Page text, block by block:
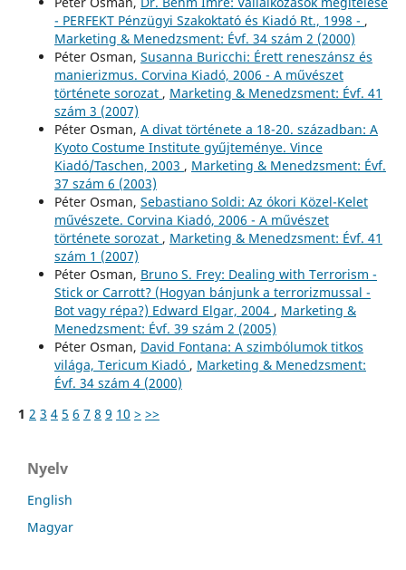
- PERFEKT Pénzügyi Szakoktató és Kiadó Rt., 1998 - ,
Marketing & Menedzsment: Évf. 34 szám 2 (2000)
Péter Osman, Susanna Buricchi: Érett reneszánsz és
manierizmus. Corvina Kiadó, 2006 - A művészet
története sorozat , Marketing & Menedzsment: Évf. 41
szám 3 (2007)
Péter Osman, A divat története a 18-20. században: A
Kyoto Costume Institute gyűjteménye. Vince
Kiadó/Taschen, 2003 , Marketing & Menedzsment: Évf.
37 szám 6 (2003)
Péter Osman, Sebastiano Soldi: Az ókori Közel-Kelet
művészete. Corvina Kiadó, 2006 - A művészet
története sorozat , Marketing & Menedzsment: Évf. 41
szám 1 (2007)
Péter Osman, Bruno S. Frey: Dealing with Terrorism -
Stick or Carrott? (Hogyan bánjunk a terrorizmussal -
Bot vagy répa?) Edward Elgar, 2004 , Marketing &
Menedzsment: Évf. 39 szám 2 (2005)
Péter Osman, David Fontana: A szimbólumok titkos
világa, Tericum Kiadó , Marketing & Menedzsment:
Évf. 34 szám 4 (2000)
1 2 3 4 5 6 7 8 9 10 > >>
Nyelv
English
Magyar